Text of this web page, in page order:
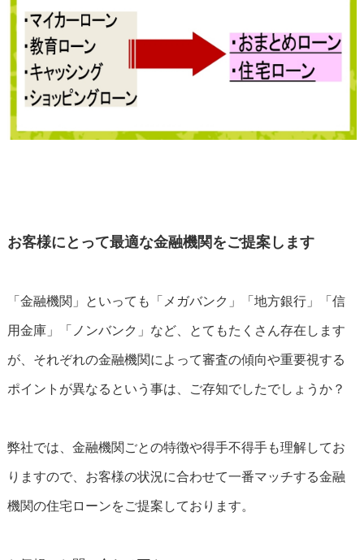
お客様にとって最適な金融機関をご提案します
「金融機関」といっても「メガバンク」「地方銀行」「信
用金庫」「ノンバンク」など、とてもたくさん存在します
が、それぞれの金融機関によって審査の傾向や重要視する
ポイントが異なるという事は、ご存知でしたでしょうか？
弊社では、金融機関ごとの特徴や得手不得手も理解してお
りますので、お客様の状況に合わせて一番マッチする金融
機関の住宅ローンをご提案しております。